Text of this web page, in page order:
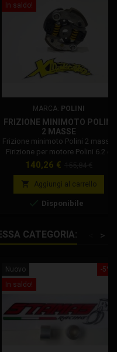
In saldo!
MARCA: POLINI
FRIZIONE MINIMOTO POLINI
2 MASSE
Frizione minimoto Polini 2 masse.
Firizione per motore Polini 6.2 e
4.2 hp. La frizione è stata
ottenere un prodotto sicuro,
funzionale e soprattutto con la
possibilità di consentire le più
esigenze d’impiego. Codice
Polini: 143.160.009
Prezzo
140,26 €
base
 Aggiungi al carrello
 Disponibile
CATEGORIA: >
-5%
Nuovo
In saldo!